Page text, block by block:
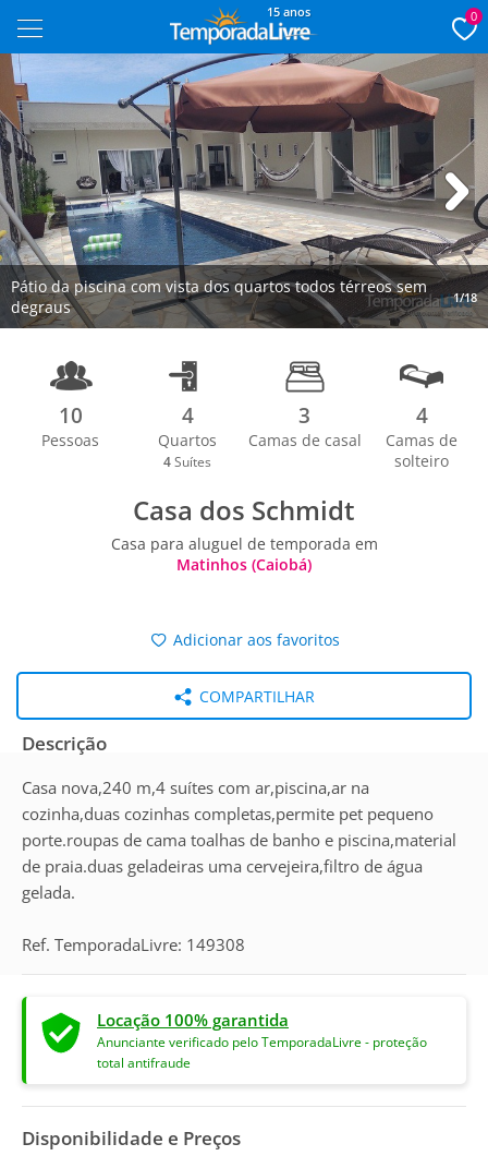
15 anos 0
Pátio da piscina com vista dos quartos todos térreos sem
degraus
1/18
Next
10
Pessoas
4
Quartos
4 Suítes
3
Camas de casal
4
Camas de
solteiro
Casa dos Schmidt
Casa para aluguel de temporada em
Matinhos (Caiobá)
Adicionar aos favoritos
COMPARTILHAR
Descrição
Casa nova,240 m,4 suítes com ar,piscina,ar na
cozinha,duas cozinhas completas,permite pet pequeno
porte.roupas de cama toalhas de banho e piscina,material
de praia.duas geladeiras uma cervejeira,filtro de água
gelada.
Ref. TemporadaLivre: 149308
Locação 100% garantida
Anunciante verificado pelo TemporadaLivre - proteção
total antifraude
Disponibilidade e Preços